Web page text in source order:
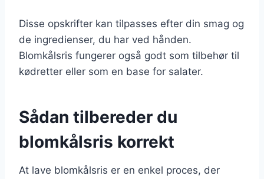
Disse opskrifter kan tilpasses efter din smag og
de ingredienser, du har ved hånden.
Blomkålsris fungerer også godt som tilbehør til
kødretter eller som en base for salater.
Sådan tilbereder du
blomkålsris korrekt
At lave blomkålsris er en enkel proces, der